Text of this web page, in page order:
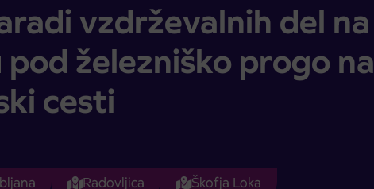
vzdrževalnih del na
železniško progo na
cesti
Radovljica Škofja Loka